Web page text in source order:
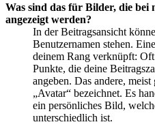
Was sind das für Bilder, die bei
angezeigt werden?
In der Beitragsansicht
Benutzernamen stehen.
deinem Rang verknüpft:
Punkte, die deine
angeben. Das andere,
„Avatar“ bezeichnet. Es
ein persönliches Bild,
unterschiedlich ist.